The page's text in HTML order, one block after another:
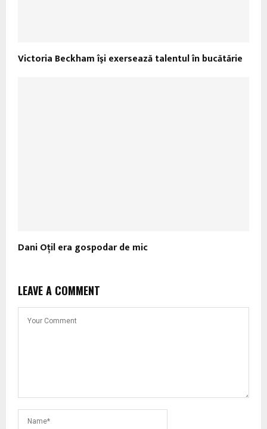
Victoria Beckham îşi exersează talentul în bucătărie
Dani Oţil era gospodar de mic
LEAVE A COMMENT